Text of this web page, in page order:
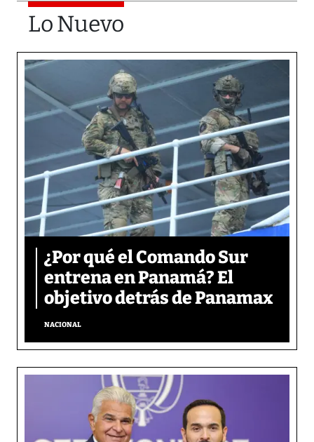
Lo Nuevo
¿Por qué el Comando Sur
entrena en Panamá? El
objetivo detrás de Panamax
NACIONAL